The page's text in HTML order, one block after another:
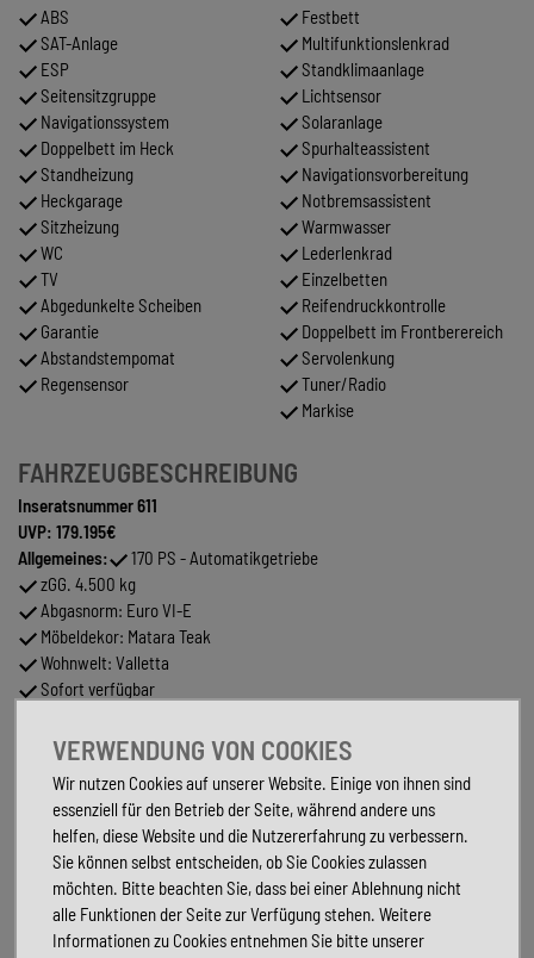
ABS
SAT-Anlage
ESP
Seitensitzgruppe
Navigationssystem
Doppelbett im Heck
Standheizung
Heckgarage
Sitzheizung
WC
TV
Abgedunkelte Scheiben
Garantie
Abstandstempomat
Regensensor
Festbett
Multifunktionslenkrad
Standklimaanlage
Lichtsensor
Solaranlage
Spurhalteassistent
Navigationsvorbereitung
Notbremsassistent
Warmwasser
Lederlenkrad
Einzelbetten
Reifendruckkontrolle
Doppelbett im Frontberereich
Servolenkung
Tuner/Radio
Markise
FAHRZEUGBESCHREIBUNG
Inseratsnummer 611
UVP: 179.195€
Allgemeines:
170 PS - Automatikgetriebe
zGG. 4.500 kg
Abgasnorm: Euro VI-E
Möbeldekor: Matara Teak
Wohnwelt: Valletta
Sofort verfügbar
Inzahlungnahme möglich
Pakete: Ausstattungslinie Premium:
Automatikgetriebe 9G-TRONIC
inkl. Hold-Funktion
HYMER Premium Voll-LED Scheinwerfer
Verstärkte Vorderachse
Ablage für Smartphones inkl. wireless charging Funktion und
Ladestandsanzeige
Akustik-Paket Mercedes-Benz
Elektrische Parkbremse
VERWENDUNG VON COOKIES
Wir nutzen Cookies auf unserer Website. Einige von ihnen sind
essenziell für den Betrieb der Seite, während andere uns
helfen, diese Website und die Nutzererfahrung zu verbessern.
Sie können selbst entscheiden, ob Sie Cookies zulassen
möchten. Bitte beachten Sie, dass bei einer Ablehnung nicht
alle Funktionen der Seite zur Verfügung stehen. Weitere
Informationen zu Cookies entnehmen Sie bitte unserer